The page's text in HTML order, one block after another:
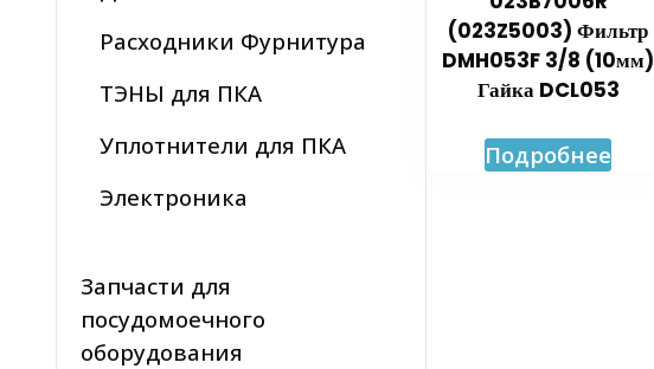
(023Z5003) Фильтр
DMH053F 3/8 (10мм)
Гайка DCL053
Подробнее
Расходники Фурнитура
ТЭНЫ для ПКА
Уплотнители для ПКА
Электроника
Запчасти для
посудомоечного
оборудования